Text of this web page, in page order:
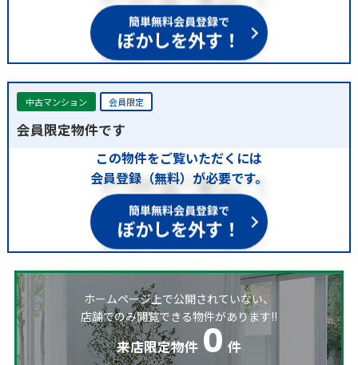
簡単無料会員登録で
ぼかしを外す！
中古マンション 会員限定
会員限定物件です
この物件をご覧いただくには
会員登録（無料）が必要です。
簡単無料会員登録で
ぼかしを外す！
ホームページ上で公開されていない、
店舗でのみ閲覧できる物件があります!!
来店限定物件 0 件